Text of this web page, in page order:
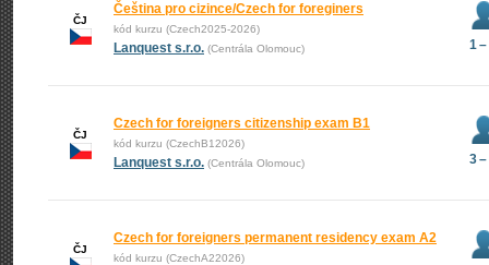
ČJ
Čeština pro cizince/Czech for foreginers
kód kurzu (Czech2025-2026)
Lanquest s.r.o. (Centrála Olomouc) 1
ČJ
Czech for foreigners citizenship exam B1
kód kurzu (CzechB12026)
Lanquest s.r.o. (Centrála Olomouc) 3
ČJ
Czech for foreigners permanent residency exam A2
kód kurzu (CzechA22026)